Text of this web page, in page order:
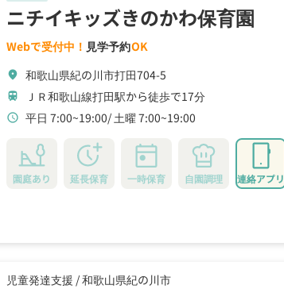
ニチイキッズきのかわ保育園
Webで受付中！ 見学予約OK
location_on 和歌山県紀の川市打田704-5
train ＪＲ和歌山線打田駅から徒歩で17分
schedule 平日 7:00~19:00 土曜 7:00~19:00
園庭あり 延長保育 一時保育 自園調理 連絡アプリ
児童発達支援 /和歌山県紀の川市